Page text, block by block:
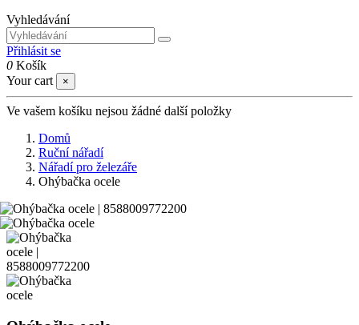
Vyhledávání
Přihlásit se
0 Košík
Your cart
×
Ve vašem košíku nejsou žádné další položky
Domů
Ruční nářadí
Nářadí pro železáře
Ohýbačka ocele